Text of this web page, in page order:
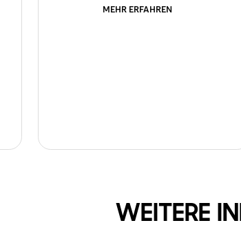
MEHR ERFAHREN
WEITERE